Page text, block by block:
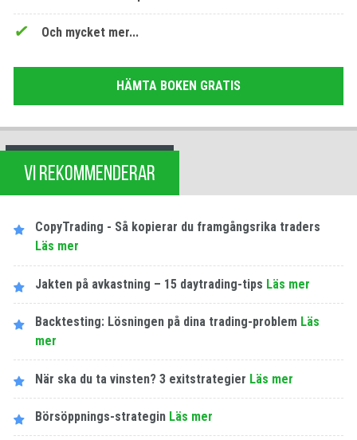
Och mycket mer...
HÄMTA BOKEN GRATIS
VI REKOMMENDERAR
CopyTrading - Så kopierar du framgångsrika traders
Läs mer
Jakten på avkastning – 15 daytrading-tips Läs mer
Backtesting: Lösningen på dina trading-problem Läs
mer
När ska du ta vinsten? 3 exitstrategier Läs mer
Börsöppnings-strategin Läs mer